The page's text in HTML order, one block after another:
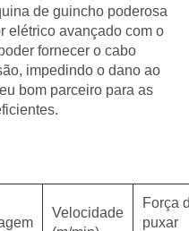
de guincho poderosa
elétrico avançado com o
fornecer o cabo
impedindo o dano ao
bom parceiro para as
Velocidade
Força
puxar